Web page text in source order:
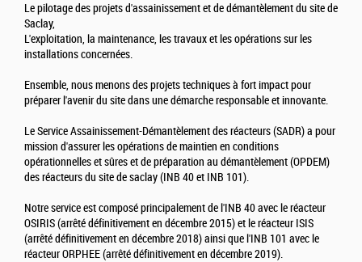
Le pilotage des projets d'assainissement et de démantèlement du site de
Saclay,
L'exploitation, la maintenance, les travaux et les opérations sur les
installations concernées.
Ensemble, nous menons des projets techniques à fort impact pour
préparer l'avenir du site dans une démarche responsable et innovante.
Le Service Assainissement-Démantèlement des réacteurs (SADR) a pour
mission d'assurer les opérations de maintien en conditions
opérationnelles et sûres et de préparation au démantèlement (OPDEM)
des réacteurs du site de saclay (INB 40 et INB 101).
Notre service est composé principalement de l'INB 40 avec le réacteur
OSIRIS (arrêté définitivement en décembre 2015) et le réacteur ISIS
(arrêté définitivement en décembre 2018) ainsi que l'INB 101 avec le
réacteur ORPHEE (arrêté définitivement en décembre 2019).